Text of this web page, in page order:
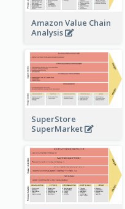
Amazon Value Chain
Analysis
SuperStore
SuperMarket